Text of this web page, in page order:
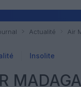
Actualité Air
Insolite